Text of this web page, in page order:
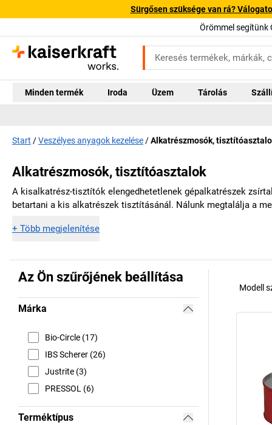
Sürgősen szüksége van rá?
Örömmel segítünk
Minden termék Iroda Üzem Tárolás
Start Veszélyes anyagok kezelése Alkatrészmosók,
Alkatrészmosók, tisztítóasztalok
A kisalkatrész-tisztítók elengedhetetlenek gépalkatrészek
betartani a kis alkatrészek tisztításánál. Nálunk megtalálja a
+ Több megjelenítése
Az Ön szűrőjének beállítása
Márka
Bio-Circle (17)
IBS Scherer (26)
Justrite (3)
PRESSOL (6)
Terméktípus
Modell